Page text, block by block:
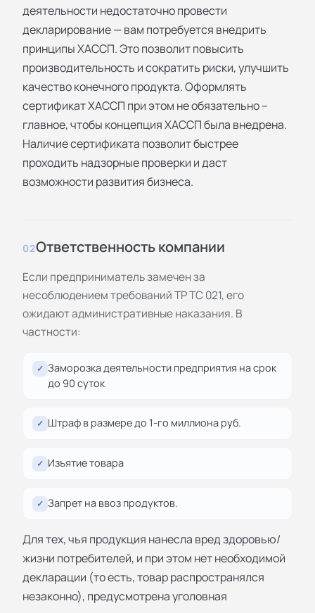
деятельности недостаточно провести
декларирование — вам потребуется внедрить
принципы ХАССП. Это позволит повысить
производительность и сократить риски, улучшить
качество конечного продукта. Оформлять
сертификат ХАССП при этом не обязательно –
главное, чтобы концепция ХАССП была внедрена.
Наличие сертификата позволит быстрее
проходить надзорные проверки и даст
возможности развития бизнеса.
02Ответственность компании
Если предприниматель замечен за
несоблюдением требований ТР ТС 021, его
ожидают административные наказания. В
частности:
✓ Заморозка деятельности предприятия на срок
до 90 суток
✓ Штраф в размере до 1-го миллиона руб.
✓ Изъятие товара
✓ Запрет на ввоз продуктов.
Для тех, чья продукция нанесла вред здоровью/
жизни потребителей, и при этом нет необходимой
декларации (то есть, товар распространялся
незаконно), предусмотрена уголовная